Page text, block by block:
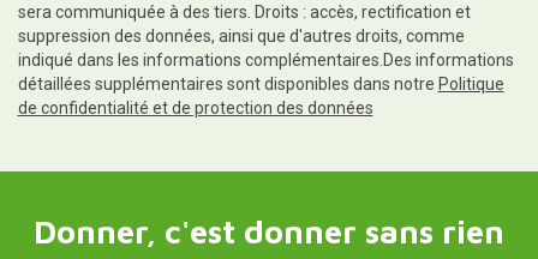
sera communiquée à des tiers. Droits : accès, rectification et
suppression des données, ainsi que d'autres droits, comme
indiqué dans les informations complémentaires.Des informations
détaillées supplémentaires sont disponibles dans notre Politique
de confidentialité et de protection des données
Donner, c'est donner sans rien